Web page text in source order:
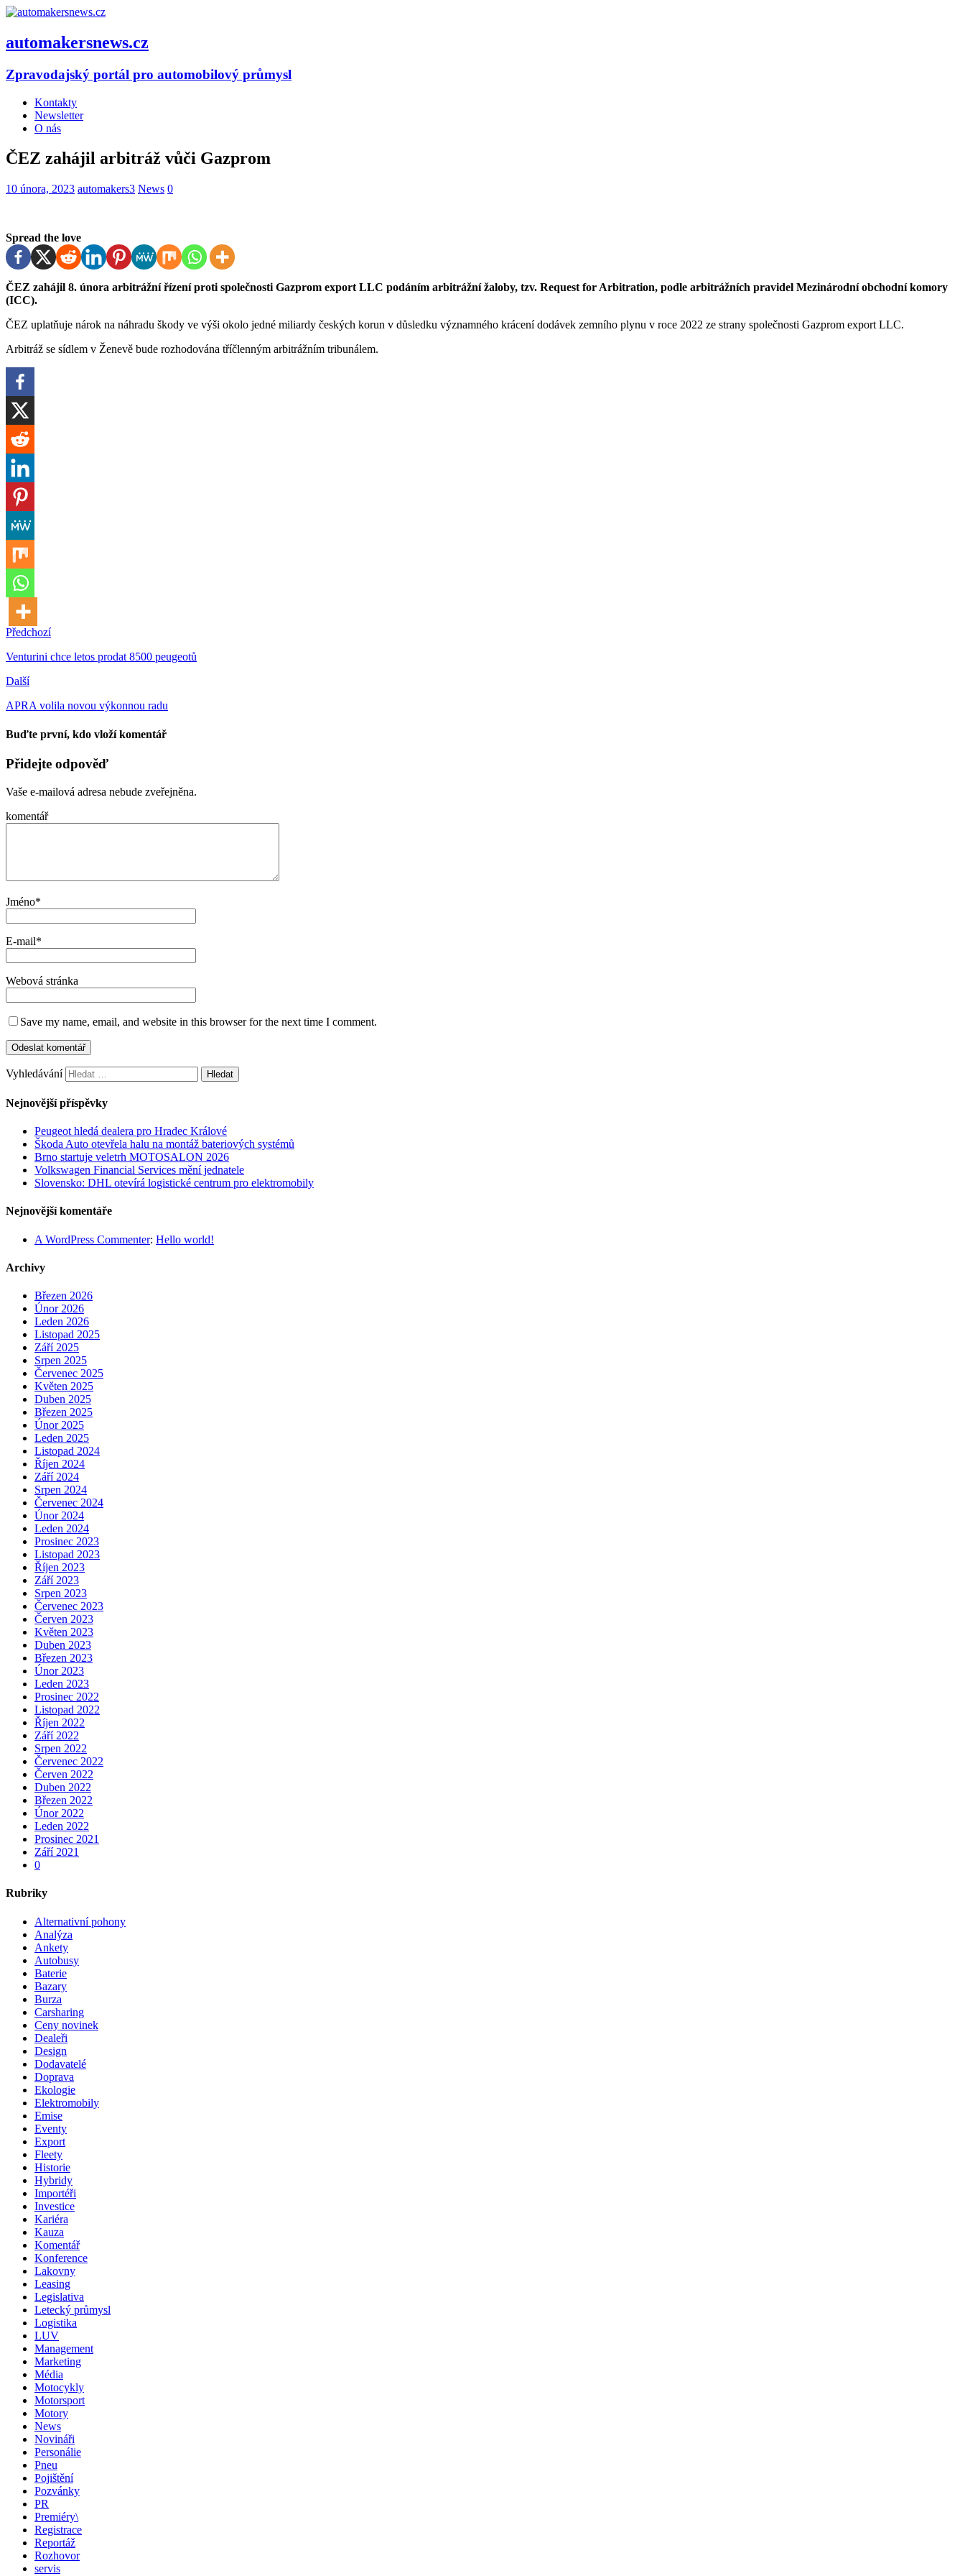
automakersnews.cz
Zpravodajský portál pro automobilový průmysl
Kontakty
Newsletter
O nás
ČEZ zahájil arbitráž vůči Gazprom
10 února, 2023 automakers3 News 0
Spread the love
ČEZ zahájil 8. února arbitrážní řízení proti společnosti Gazprom export LLC podáním arbitrážní žaloby, tzv. Request for Arbitration, podle arbitrážních pravidel Mezinárodní obchodní komory
(ICC).
ČEZ uplatňuje nárok na náhradu škody ve výši okolo jedné miliardy českých korun v důsledku významného krácení dodávek zemního plynu v roce 2022 ze strany společnosti Gazprom export LLC.
Arbitráž se sídlem v Ženevě bude rozhodována tříčlenným arbitrážním tribunálem.
Předchozí
Venturini chce letos prodat 8500 peugeotů
Další
APRA volila novou výkonnou radu
Buďte první, kdo vloží komentář
Přidejte odpověď
Vaše e-mailová adresa nebude zveřejněna.
komentář
Jméno*
E-mail*
Webová stránka
Save my name, email, and website in this browser for the next time I comment.
Vyhledávání
Nejnovější příspěvky
Peugeot hledá dealera pro Hradec Králové
Škoda Auto otevřela halu na montáž bateriových systémů
Brno startuje veletrh MOTOSALON 2026
Volkswagen Financial Services mění jednatele
Slovensko: DHL otevírá logistické centrum pro elektromobily
Nejnovější komentáře
A WordPress Commenter: Hello world!
Archivy
Březen 2026
Únor 2026
Leden 2026
Listopad 2025
Září 2025
Srpen 2025
Červenec 2025
Květen 2025
Duben 2025
Březen 2025
Únor 2025
Leden 2025
Listopad 2024
Říjen 2024
Září 2024
Srpen 2024
Červenec 2024
Únor 2024
Leden 2024
Prosinec 2023
Listopad 2023
Říjen 2023
Září 2023
Srpen 2023
Červenec 2023
Červen 2023
Květen 2023
Duben 2023
Březen 2023
Únor 2023
Leden 2023
Prosinec 2022
Listopad 2022
Říjen 2022
Září 2022
Srpen 2022
Červenec 2022
Červen 2022
Duben 2022
Březen 2022
Únor 2022
Leden 2022
Prosinec 2021
Září 2021
0
Rubriky
Alternativní pohony
Analýza
Ankety
Autobusy
Baterie
Bazary
Burza
Carsharing
Ceny novinek
Dealeři
Design
Dodavatelé
Doprava
Ekologie
Elektromobily
Emise
Eventy
Export
Fleety
Historie
Hybridy
Importéři
Investice
Kariéra
Kauza
Komentář
Konference
Lakovny
Leasing
Legislativa
Letecký průmysl
Logistika
LUV
Management
Marketing
Média
Motocykly
Motorsport
Motory
News
Novináři
Personálie
Pneu
Pojištění
Pozvánky
PR
Premiéry\
Registrace
Reportáž
Rozhovor
servis